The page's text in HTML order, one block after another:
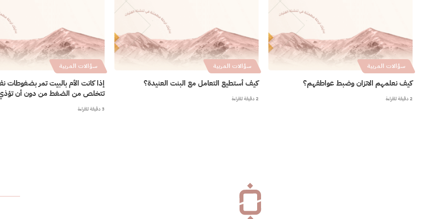
سؤالات المربية
كيف نعلمهم الاتزان وضبط عواطفهم؟
2 دقيقة للقراءة
سؤالات المربية
كيف أستطيع التعامل مع البنت العنيدة؟
2 دقيقة للقراءة
سؤالات المربية
إذا كانت الأم بالبيت تمر بضغوطات
تتخلص من الضغط من دون أن تؤذي
3 دقيقة للقراءة